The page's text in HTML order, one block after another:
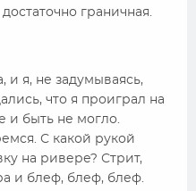
граничная.
и я, не задумываясь,
что я проиграл на
и быть не могло.
С какой рукой
на ривере? Стрит,
и блеф, блеф, блеф.